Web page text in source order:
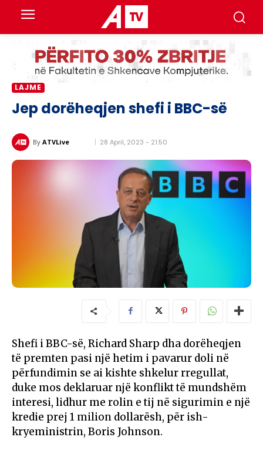
LAJME
​Jep dorëheqjen shefi i BBC-së
By ATVLive 28 April, 2023 - 21:50
Shefi i BBC-së, Richard Sharp dha dorëheqjen
të premten pasi një hetim i pavarur doli në
përfundimin se ai kishte shkelur rregullat,
duke mos deklaruar një konflikt të mundshëm
interesi, lidhur me rolin e tij në sigurimin e një
kredie prej 1 milion dollarësh, për ish-
kryeministrin, Boris Johnson.